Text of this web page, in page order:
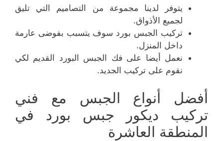
يتوفر لدينا مجموعة من التصاميم التي تليق
لجميع الأذواق.
تركيب الجبس بورد سوف يتسبب بفوضى عارمة
داخل المنزل.
نعمل أيضا على فك الجبس البورد القديم لكي
نقوم على تركيب الجديد.
أفضل أنواع الجبس مع فني
تركيب ديكور جبس بورد في
المنطقة العاشرة